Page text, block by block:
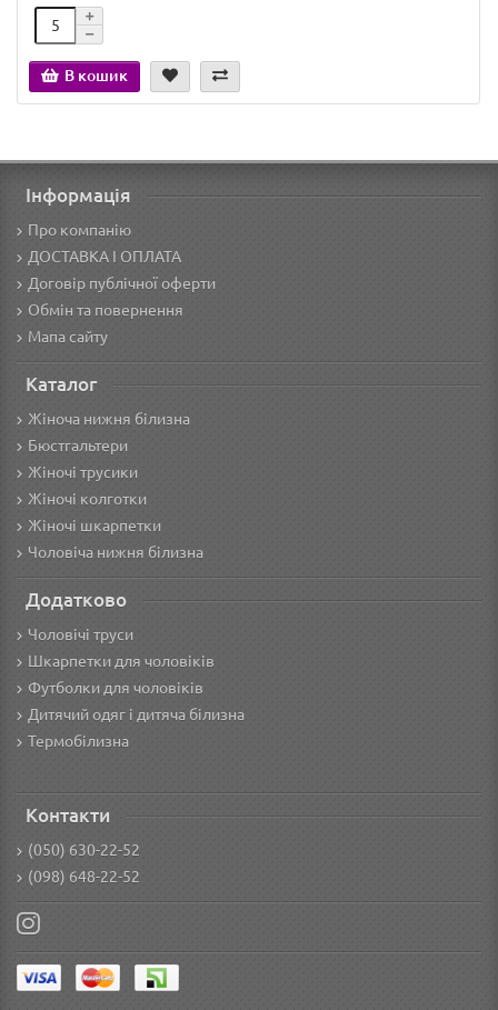
В кошик
Інформація
Про компанію
ДОСТАВКА І ОПЛАТА
Договір публічної оферти
Обмін та повернення
Мапа сайту
Каталог
Жіноча нижня білизна
Бюстгальтери
Жіночі трусики
Жіночі колготки
Жіночі шкарпетки
Чоловіча нижня білизна
Додатково
Чоловічі труси
Шкарпетки для чоловіків
Футболки для чоловіків
Дитячий одяг і дитяча білизна
Термобілизна
Контакти
(050) 630-22-52
(098) 648-22-52